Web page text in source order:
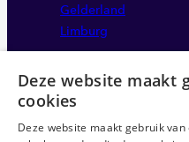
Gelderland
Limburg
Deze website maakt
cookies
Deze website maakt gebruik